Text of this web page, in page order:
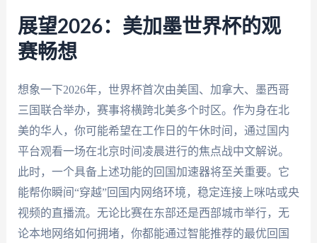
展望2026：美加墨世界杯的观
赛畅想
想象一下2026年，世界杯首次由美国、加拿大、墨西哥
三国联合举办，赛事将横跨北美多个时区。作为身在北
美的华人，你可能希望在工作日的午休时间，通过国内
平台观看一场在北京时间凌晨进行的焦点战中文解说。
此时，一个具备上述功能的回国加速器将至关重要。它
能帮你瞬间“穿越”回国内网络环境，稳定连接上咪咕或央
视频的直播流。无论比赛在东部还是西部城市举行，无
论本地网络如何拥堵，你都能通过智能推荐的最优回国